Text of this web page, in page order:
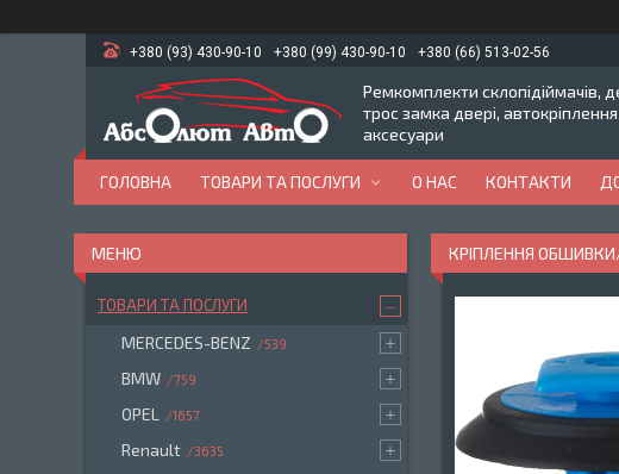
+380 (93) 430-90-10 +380 (99) 430-90-10 +380 (66) 513-02-56
Ремкомплекти склопідіймачів,
трос замка двері,
аксесуари
ГОЛОВНА ТОВАРИ ТА ПОСЛУГИ О НАС КОНТАКТИ
КРІПЛЕННЯ
ТОВАРИ ТА ПОСЛУГИ
MERCEDES-BENZ 539
BMW 759
OPEL 1657
Renault 3635